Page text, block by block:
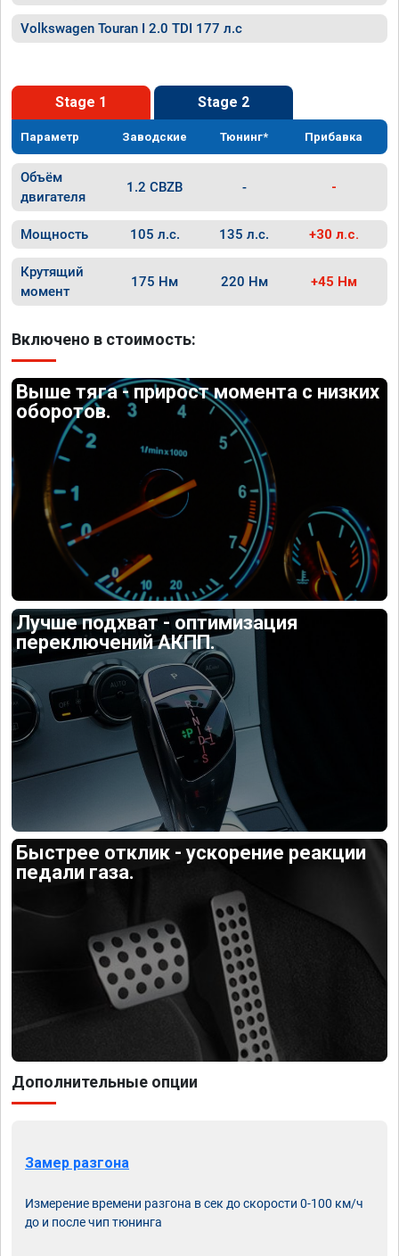
Volkswagen Touran I 2.0 TDI 177 л.с
Stage 1 Stage 2
Параметр Заводские Тюнинг* Прибавка
Объём
двигателя
1.2 CBZB - -
Мощность 105 л.с. 135 л.с. +30 л.с.
Крутящий
момент
175 Нм 220 Нм +45 Нм
Включено в стоимость:
Выше тяга - прирост момента с низких
оборотов.
Лучше подхват - оптимизация
переключений АКПП.
Быстрее отклик - ускорение реакции
педали газа.
Дополнительные опции
Замер разгона
Измерение времени разгона в сек до скорости 0-100 км/ч
до и после чип тюнинга